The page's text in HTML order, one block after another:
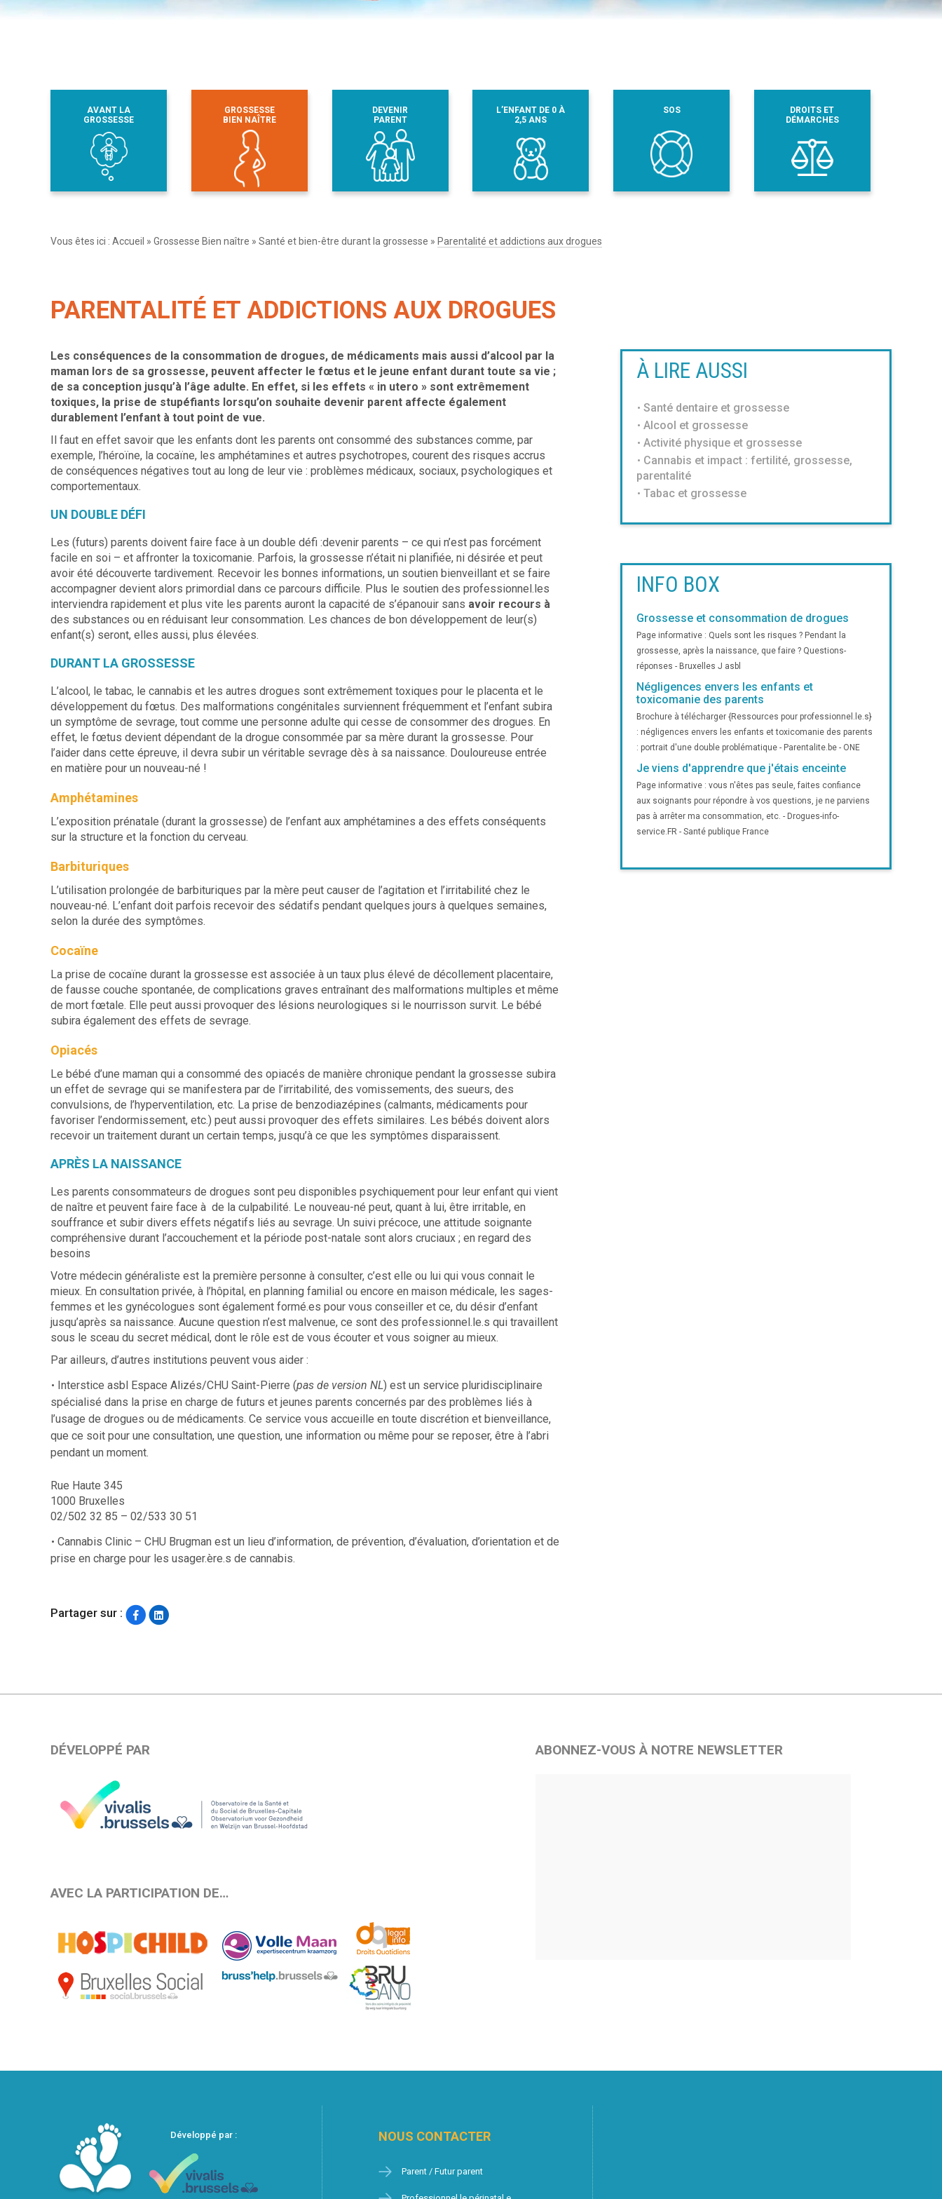
AVANT LA
GROSSESSE
GROSSESSE
BIEN NAÎTRE
DEVENIR
PARENT
L’ENFANT DE 0 À
2,5 ANS
SOS
DROITS ET
DÉMARCHES
Vous êtes ici : Accueil » Grossesse Bien naître » Santé et bien-être durant la grossesse » Parentalité et addictions aux drogues
PARENTALITÉ ET ADDICTIONS AUX DROGUES
Les conséquences de la consommation de drogues, de médicaments mais aussi d’alcool par la
maman lors de sa grossesse, peuvent affecter le fœtus et le jeune enfant durant toute sa vie ;
de sa conception jusqu’à l’âge adulte. En effet, si les effets « in utero » sont extrêmement
toxiques, la prise de stupéfiants lorsqu’on souhaite devenir parent affecte également
durablement l’enfant à tout point de vue.
Il faut en effet savoir que les enfants dont les parents ont consommé des substances comme, par
exemple, l’héroïne, la cocaïne, les amphétamines et autres psychotropes, courent des risques accrus
de conséquences négatives tout au long de leur vie : problèmes médicaux, sociaux, psychologiques et
comportementaux.
UN DOUBLE DÉFI
Les (futurs) parents doivent faire face à un double défi :devenir parents – ce qui n’est pas forcément
facile en soi – et affronter la toxicomanie. Parfois, la grossesse n’était ni planifiée, ni désirée et peut
avoir été découverte tardivement. Recevoir les bonnes informations, un soutien bienveillant et se faire
accompagner devient alors primordial dans ce parcours difficile. Plus le soutien des professionnel.les
interviendra rapidement et plus vite les parents auront la capacité de s’épanouir sans avoir recours à
des substances ou en réduisant leur consommation. Les chances de bon développement de leur(s)
enfant(s) seront, elles aussi, plus élevées.
DURANT LA GROSSESSE
L’alcool, le tabac, le cannabis et les autres drogues sont extrêmement toxiques pour le placenta et le
développement du fœtus. Des malformations congénitales surviennent fréquemment et l’enfant subira
un symptôme de sevrage, tout comme une personne adulte qui cesse de consommer des drogues. En
effet, le fœtus devient dépendant de la drogue consommée par sa mère durant la grossesse. Pour
l’aider dans cette épreuve, il devra subir un véritable sevrage dès à sa naissance. Douloureuse entrée
en matière pour un nouveau-né !
Amphétamines
L’exposition prénatale (durant la grossesse) de l’enfant aux amphétamines a des effets conséquents
sur la structure et la fonction du cerveau.
Barbituriques
L’utilisation prolongée de barbituriques par la mère peut causer de l’agitation et l’irritabilité chez le
nouveau-né. L’enfant doit parfois recevoir des sédatifs pendant quelques jours à quelques semaines,
selon la durée des symptômes.
Cocaïne
La prise de cocaïne durant la grossesse est associée à un taux plus élevé de décollement placentaire,
de fausse couche spontanée, de complications graves entraînant des malformations multiples et même
de mort fœtale. Elle peut aussi provoquer des lésions neurologiques si le nourrisson survit. Le bébé
subira également des effets de sevrage.
Opiacés
Le bébé d’une maman qui a consommé des opiacés de manière chronique pendant la grossesse subira
un effet de sevrage qui se manifestera par de l’irritabilité, des vomissements, des sueurs, des
convulsions, de l’hyperventilation, etc. La prise de benzodiazépines (calmants, médicaments pour
favoriser l’endormissement, etc.) peut aussi provoquer des effets similaires. Les bébés doivent alors
recevoir un traitement durant un certain temps, jusqu’à ce que les symptômes disparaissent.
APRÈS LA NAISSANCE
Les parents consommateurs de drogues sont peu disponibles psychiquement pour leur enfant qui vient
de naître et peuvent faire face à de la culpabilité. Le nouveau-né peut, quant à lui, être irritable, en
souffrance et subir divers effets négatifs liés au sevrage. Un suivi précoce, une attitude soignante
compréhensive durant l’accouchement et la période post-natale sont alors cruciaux ; en regard des
besoins
Votre médecin généraliste est la première personne à consulter, c’est elle ou lui qui vous connait le
mieux. En consultation privée, à l’hôpital, en planning familial ou encore en maison médicale, les sages-
femmes et les gynécologues sont également formé.es pour vous conseiller et ce, du désir d’enfant
jusqu’après sa naissance. Aucune question n’est malvenue, ce sont des professionnel.le.s qui travaillent
sous le sceau du secret médical, dont le rôle est de vous écouter et vous soigner au mieux.
Par ailleurs, d’autres institutions peuvent vous aider :
Interstice asbl Espace Alizés/CHU Saint-Pierre (pas de version NL) est un service pluridisciplinaire
spécialisé dans la prise en charge de futurs et jeunes parents concernés par des problèmes liés à
l’usage de drogues ou de médicaments. Ce service vous accueille en toute discrétion et bienveillance,
que ce soit pour une consultation, une question, une information ou même pour se reposer, être à l’abri
pendant un moment.
Rue Haute 345
1000 Bruxelles
02/502 32 85 – 02/533 30 51
Cannabis Clinic – CHU Brugman est un lieu d’information, de prévention, d’évaluation, d’orientation et de
prise en charge pour les usager.ère.s de cannabis.
Partager sur :
À LIRE AUSSI
Santé dentaire et grossesse
Alcool et grossesse
Activité physique et grossesse
Cannabis et impact : fertilité, grossesse,
parentalité
Tabac et grossesse
INFO BOX
Grossesse et consommation de drogues
Page informative : Quels sont les risques ? Pendant la
grossesse, après la naissance, que faire ? Questions-
réponses - Bruxelles J asbl
Négligences envers les enfants et
toxicomanie des parents
Brochure à télécharger {Ressources pour professionnel.le.s}
: négligences envers les enfants et toxicomanie des parents
: portrait d'une double problématique - Parentalite.be - ONE
Je viens d'apprendre que j'étais enceinte
Page informative : vous n'êtes pas seule, faites confiance
aux soignants pour répondre à vos questions, je ne parviens
pas à arrêter ma consommation, etc. - Drogues-info-
service.FR - Santé publique France
DÉVELOPPÉ PAR
AVEC LA PARTICIPATION DE…
ABONNEZ-VOUS À NOTRE NEWSLETTER
Développé par : NOUS CONTACTER
Parent / Futur parent